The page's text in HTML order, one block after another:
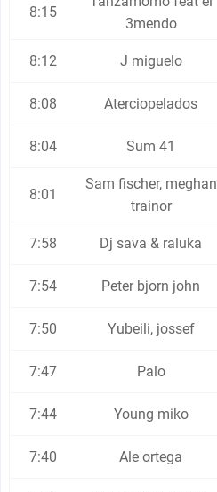
8:15
3mendo
8:12 J miguelo
8:08 Aterciopelados
8:04 Sum 41
8:01
Sam fischer, meghan
trainor
7:58 Dj sava & raluka
7:54 Peter bjorn john
7:50 Yubeili, jossef
7:47 Palo
7:44 Young miko
7:40 Ale ortega